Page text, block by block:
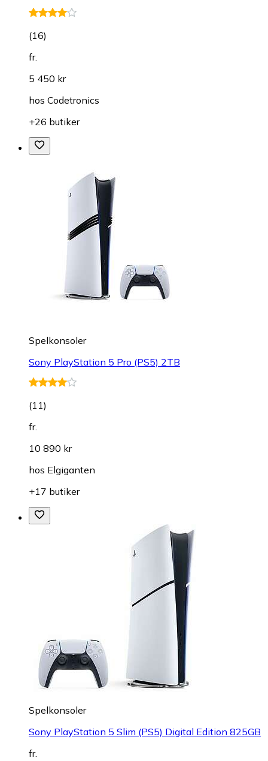
(16)
fr.
5 450 kr
hos Codetronics
+26 butiker
Spelkonsoler
Sony PlayStation 5 Pro (PS5) 2TB
(11)
fr.
10 890 kr
hos Elgiganten
+17 butiker
Spelkonsoler
Sony PlayStation 5 Slim (PS5) Digital Edition 825GB
fr.